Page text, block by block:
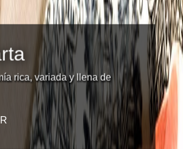
rica, variada y llena de